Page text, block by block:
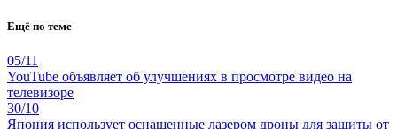
Ещё по теме
05/11
YouTube объявляет об улучшениях в просмотре видео на
телевизоре
30/10
Япония использует оснащенные лазером дроны для защиты от